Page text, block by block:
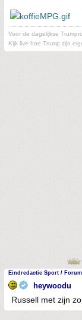
Voor de dagelijkse
Kijk live hoe Trump zijn
Eindredactie Sport /
heywoodu
Russell met zijn